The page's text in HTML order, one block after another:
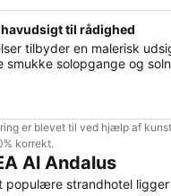
til rådighed
tilbyder en malerisk
smukke solopgange og
er blevet til ved hjælp af
korrekt.
Al Andalus
populære strandhotel